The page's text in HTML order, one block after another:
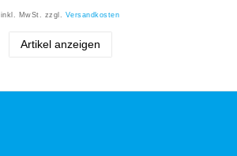
inkl. MwSt. zzgl. Versandkosten
Artikel anzeigen